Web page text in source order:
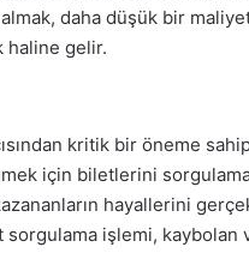
daha düşük bir
haline gelir.
kritik bir öneme
için biletlerini
hayallerini
işlemi, kaybolan